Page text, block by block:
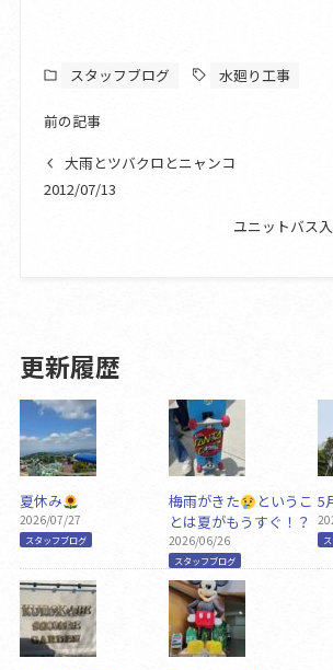
スタッフブログ 水廻り工事
前の記事
大雨とツバクロとニャンコ
2012/07/13
ユニットバス
更新履歴
夏休み
2026/07/27
スタッフブログ
梅雨がきた
というこ
とは夏がもうすぐ！？
2026/06/26
スタッフブログ
5